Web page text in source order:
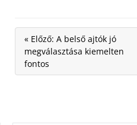
« Előző: A belső ajtók jó
megválasztása kiemelten
fontos